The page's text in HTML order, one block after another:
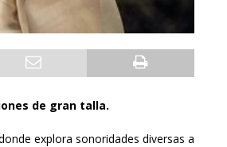
de gran talla.
explora sonoridades diversas a